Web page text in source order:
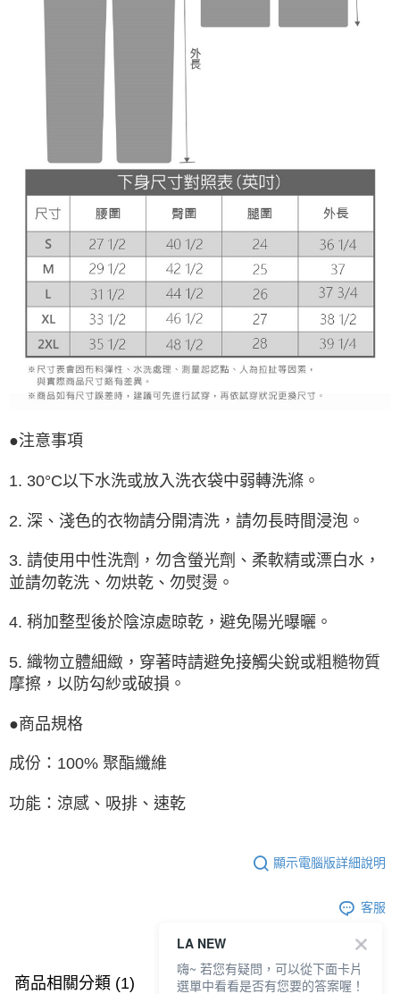
●注意事項
1. 30°C以下水洗或放入洗衣袋中弱轉洗滌。
2. 深、淺色的衣物請分開清洗，請勿長時間浸泡。
3. 請使用中性洗劑，勿含螢光劑、柔軟精或漂白水，
並請勿乾洗、勿烘乾、勿熨燙。
4. 稍加整型後於陰涼處晾乾，避免陽光曝曬。
5. 織物立體細緻，穿著時請避免接觸尖銳或粗糙物質
摩擦，以防勾紗或破損。
●商品規格
成份：100% 聚酯纖維
功能：涼感、吸排、速乾
顯示電腦版詳細說明
客服
商品相關分類 (1)
LA NEW
嗨~ 若您有疑問，可以從下面卡片
選單中看看是否有您要的答案喔！